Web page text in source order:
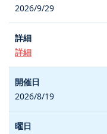
2026/9/29
詳細
2026/8/19